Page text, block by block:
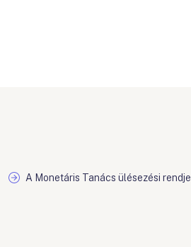
A Monetáris Tanács ülésezési rendje